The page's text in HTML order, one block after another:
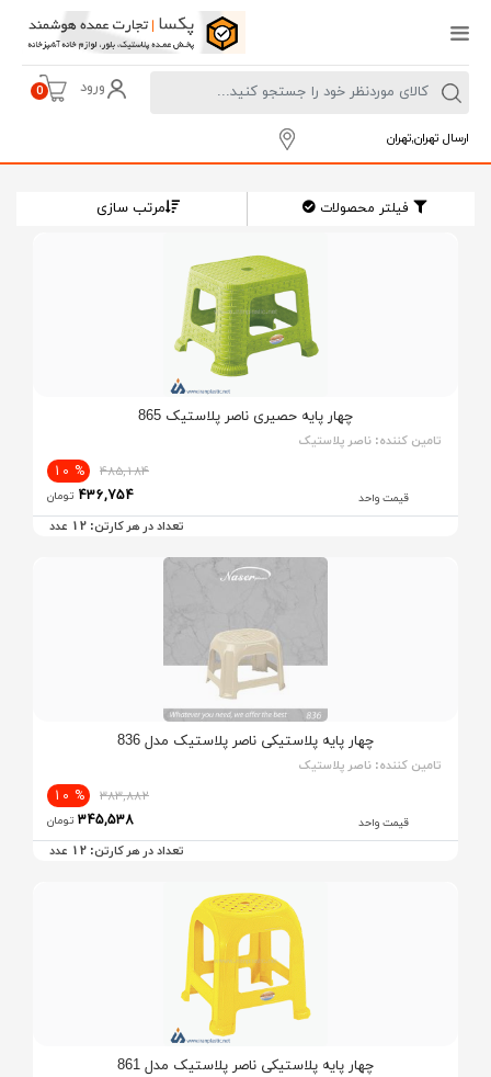
ورود 0
ارسال تهران,تهران
فیلتر محصولات مرتب سازی
چهار پایه حصیری ناصر پلاستیک 865
تامین کننده: ناصر پلاستیک
قیمت واحد
485,184
% 10
436,754 تومان
تعداد در هر کارتن: 12 عدد
چهار پایه پلاستیکی ناصر پلاستیک مدل 836
تامین کننده: ناصر پلاستیک
قیمت واحد
383,882
% 10
345,538 تومان
تعداد در هر کارتن: 12 عدد
چهار پایه پلاستیکی ناصر پلاستیک مدل 861